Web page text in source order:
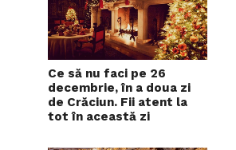
Ce să nu faci pe 26
decembrie, în a doua zi
de Crăciun. Fii atent la
tot în această zi